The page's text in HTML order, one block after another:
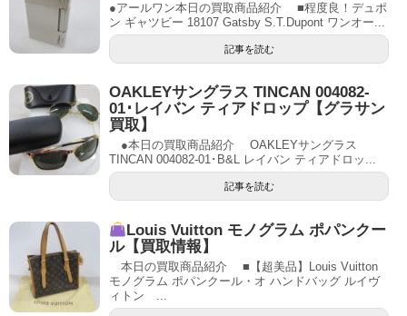
●アールワン本日の買取商品紹介 ■程度良！デュポ
ン ギャツビー 18107 Gatsby S.T.Dupont ワンオー...
記事を読む
OAKLEYサングラス TINCAN 004082-
01･レイバン ティアドロップ【グラサン
買取】
●本日の買取商品紹介 OAKLEYサングラス
TINCAN 004082-01･B&L レイバン ティアドロッ...
記事を読む
Louis Vuitton モノグラム ポパンクー
ル【買取情報】
本日の買取商品紹介 ■【超美品】Louis Vuitton
モノグラム ポパンクール・オ ハンドバッグ ルイヴ
ィトン ...